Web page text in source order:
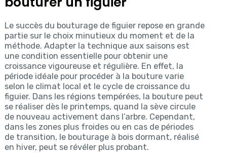
Le succès du bouturage de figuier repose en grande
partie sur le choix minutieux du moment et de la
méthode. Adapter la technique aux saisons est
une condition essentielle pour obtenir une
croissance vigoureuse et régulière. En effet, la
période idéale pour procéder à la bouture varie
selon le climat local et le cycle de croissance du
figuier. Dans les régions tempérées, la bouture peut
se réaliser dès le printemps, quand la sève circule
de nouveau activement dans l’arbre. Cependant,
dans les zones plus froides ou en cas de périodes
de transition, le bouturage à bois dormant, réalisé
en hiver, peut se révéler plus probant.